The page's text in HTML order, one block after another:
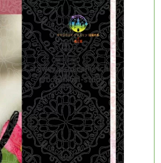
品＆レビュー
ルアロマハーブ４択クイズ
版限定)
せ
プ